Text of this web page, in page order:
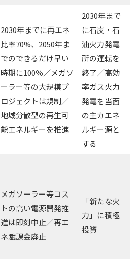
2030年までに再エネ
比率70%、2050年ま
でのできるだけ早い
時期に100％／メガソ
ーラー等の大規模プ
ロジェクトは規制／
地域分散型の再生可
能エネルギーを推進
2030年まで
に石炭・石
油火力発電
所の運転を
終了／高効
率ガス火力
発電を当面
の主カエネ
ルギー源と
する
メガソーラー等コス
トの高い電源開発推
進は即刻中止／再エ
ネ賦課金廃止
「新たな火
力」に積極
投資